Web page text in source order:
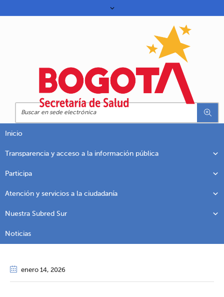
Inicio
Transparencia y acceso a la información pública
Participa
Atención y servicios a la ciudadanía
Nuestra Subred Sur
Noticias
enero 14, 2026